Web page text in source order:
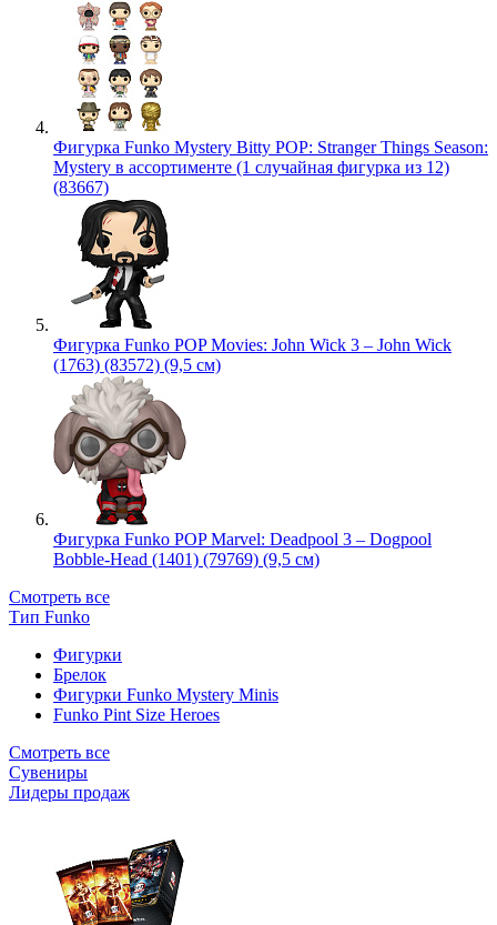
Фигурка Funko Mystery Bitty POP: Stranger Things Season:
Mystery в ассортименте (1 случайная фигурка из 12)
(83667)
Фигурка Funko POP Movies: John Wick 3 – John Wick
(1763) (83572) (9,5 см)
Фигурка Funko POP Marvel: Deadpool 3 – Dogpool
Bobble-Head (1401) (79769) (9,5 см)
Смотреть все
Тип Funko
Фигурки
Брелок
Фигурки Funko Mystery Minis
Funko Pint Size Heroes
Смотреть все
Сувениры
Лидеры продаж